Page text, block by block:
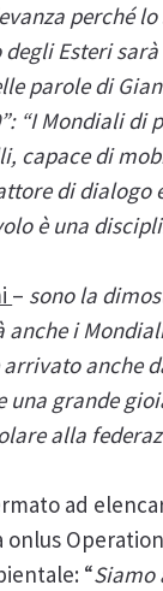
perché
Esteri
parole di
“I Mondiali
capace di
di
è una
– sono la
i
anche
grande
alla
ad
“Siamo